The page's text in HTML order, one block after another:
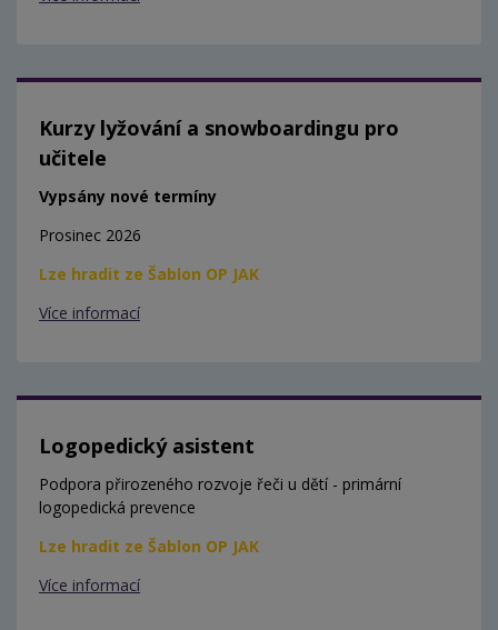
Kurzy lyžování a snowboardingu pro
učitele
Vypsány nové termíny
Prosinec 2026
Lze hradit ze Šablon OP JAK
Více informací
Logopedický asistent
Podpora přirozeného rozvoje řeči u dětí - primární
logopedická prevence
Lze hradit ze Šablon OP JAK
Více informací